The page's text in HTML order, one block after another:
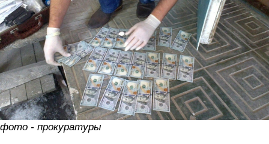
фото - прокуратуры